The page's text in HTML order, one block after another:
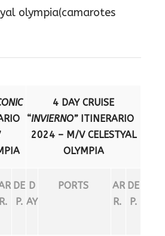
olympia(camarotes
4 DAY CRUISE
“INVIERNO” ITINERARIO
2024 – M/V CELESTYAL
OLYMPIA
R.
DE
P.
D
AY
PORTS
AR
R.
DE
P.